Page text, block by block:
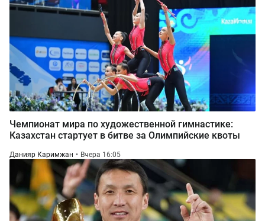
Чемпионат мира по художественной гимнастике:
Казахстан стартует в битве за Олимпийские квоты
Данияр Каримжан Вчера 16:05